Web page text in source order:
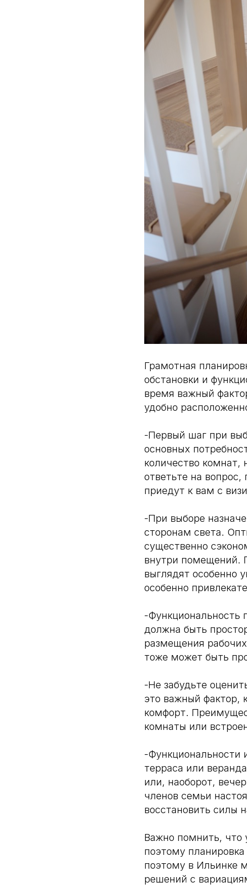
Грамотная
обстановки и
время важный
удобно
-Первый шаг при
основных
количество комнат,
ответьте на
приедут к вам с
-При выборе
сторонам света.
существенно
внутри помещений.
выглядят особенно
особенно
-Функциональность
должна быть
размещения
тоже может быть
-Не забудьте
это важный фактор,
комфорт.
комнаты или
-
терраса или
или, наоборот,
членов семьи
восстановить силы
Важно помнить, что
поэтому
поэтому в Ильинке
решений с